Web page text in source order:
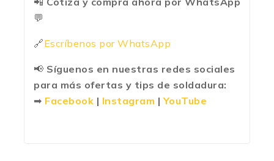
💬
🔗Escríbenos por WhatsApp
📢 Síguenos en nuestras redes sociales
para más ofertas y tips de soldadura:
➡ Facebook | Instagram |YouTube